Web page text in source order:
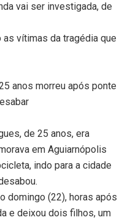
vai ser investigada, de
as vítimas da tragédia que
anos morreu após ponte
de 25 anos, era
em Aguiarnópolis
indo para a cidade
domingo (22), horas após
e deixou dois filhos, um